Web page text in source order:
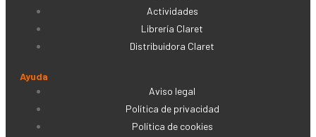
Actividades
Librería Claret
Distribuidora Claret
Ayuda
Aviso legal
Política de privacidad
Política de cookies